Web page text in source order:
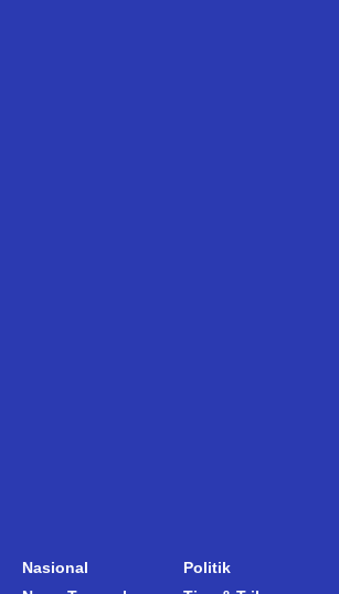
Nasional
Politik